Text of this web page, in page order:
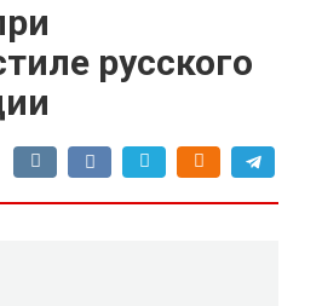
русского